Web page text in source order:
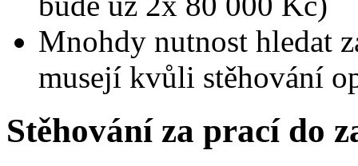
Mnohdy nutnost hledat
musejí kvůli stěhování
Stěhování za prací do